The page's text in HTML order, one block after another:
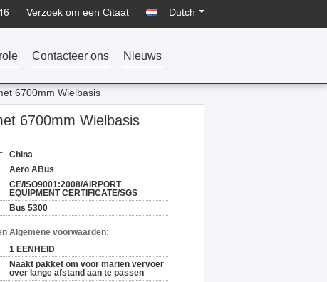
Verzoek om een Citaat Dutch
Contacteer ons Nieuws
6700mm Wielbasis
6700mm Wielbasis
China
Aero ABus
CE/ISO9001:2008/AIRPORT
EQUIPMENT CERTIFICATE/SGS
Bus 5300
Algemene voorwaarden:
1 EENHEID
Naakt pakket om voor marien vervoer
over lange afstand aan te passen